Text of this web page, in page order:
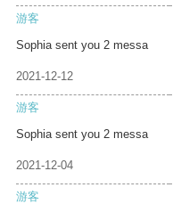
游客
Sophia sent you 2 messa
2021-12-12
游客
Sophia sent you 2 messa
2021-12-04
游客